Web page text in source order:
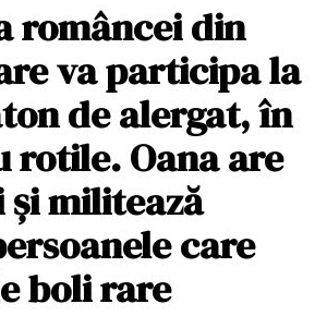
româncei din
va participa la
de alergat, în
rotile. Oana are
militează
care
boli rare